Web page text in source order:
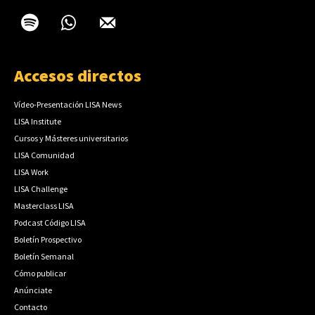
Accesos directos
Vídeo-Presentación LISA News
LISA Institute
Cursos y Másteres universitarios
LISA Comunidad
LISA Work
LISA Challenge
Masterclass LISA
Podcast Código LISA
Boletín Prospectivo
Boletín Semanal
Cómo publicar
Anúnciate
Contacto